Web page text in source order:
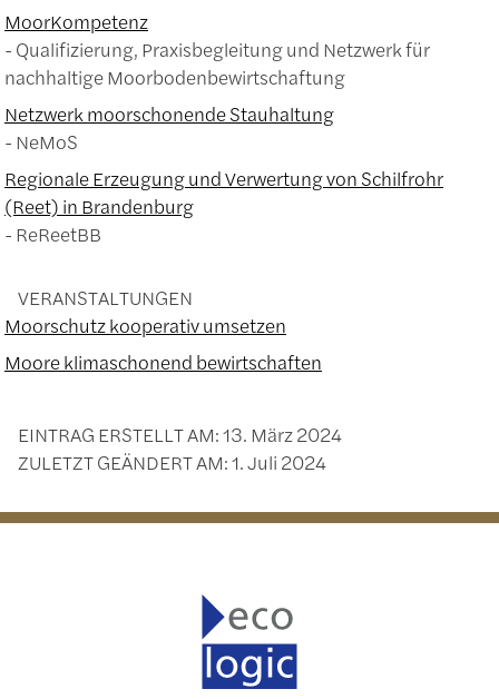
MoorKompetenz
Qualifizierung, Praxisbegleitung und Netzwerk für
nachhaltige Moorbodenbewirtschaftung
Netzwerk moorschonende Stauhaltung
NeMoS
Regionale Erzeugung und Verwertung von Schilfrohr
(Reet) in Brandenburg
ReReetBB
VERANSTALTUNGEN
Moorschutz kooperativ umsetzen
Moore klimaschonend bewirtschaften
EINTRAG ERSTELLT AM:13. März 2024
ZULETZT GEÄNDERT AM:1. Juli 2024